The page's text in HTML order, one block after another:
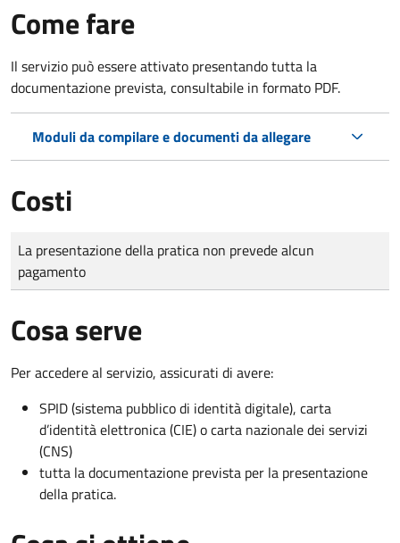
Come fare
Il servizio può essere attivato presentando tutta la
documentazione prevista, consultabile in formato PDF.
Moduli da compilare e documenti da allegare
Costi
Tipo di pagamento
Importo
La presentazione della pratica non prevede alcun
pagamento
Cosa serve
Per accedere al servizio, assicurati di avere:
SPID (sistema pubblico di identità digitale), carta
d’identità elettronica (CIE) o carta nazionale dei servizi
(CNS)
tutta la documentazione prevista per la presentazione
della pratica.